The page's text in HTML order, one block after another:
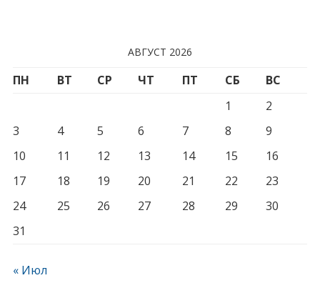
АВГУСТ 2026
ПН ВТ СР ЧТ ПТ СБ
ВС
1
2
3
4 5 6 7 8
9
10
11 12 13 14 15
16
17
18 19 20 21 22
23
24
25 26 27 28 29
30
31
« Июл